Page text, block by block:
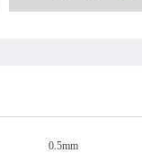
0.5mm